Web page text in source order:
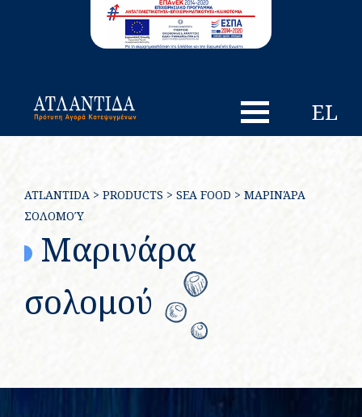
EL
ATLANTIDA > PRODUCTS > SEA FOOD > ΜΑΡΙΝΆΡΑ
ΣΟΛΟΜΟΎ
Μαρινάρα
σολομού